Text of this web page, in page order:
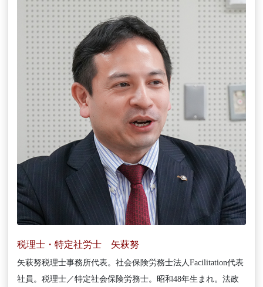
税理士・特定社労士 矢萩努
矢萩努税理士事務所代表。社会保険労務士法人Facilitation代表
社員。税理士／特定社会保険労務士。昭和48年生まれ。法政